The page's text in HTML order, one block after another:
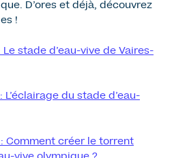
D’ores et déjà, découvrez
!
Le stade d’eau-vive de Vaires-
L’éclairage du stade d’eau-
: Comment créer le torrent